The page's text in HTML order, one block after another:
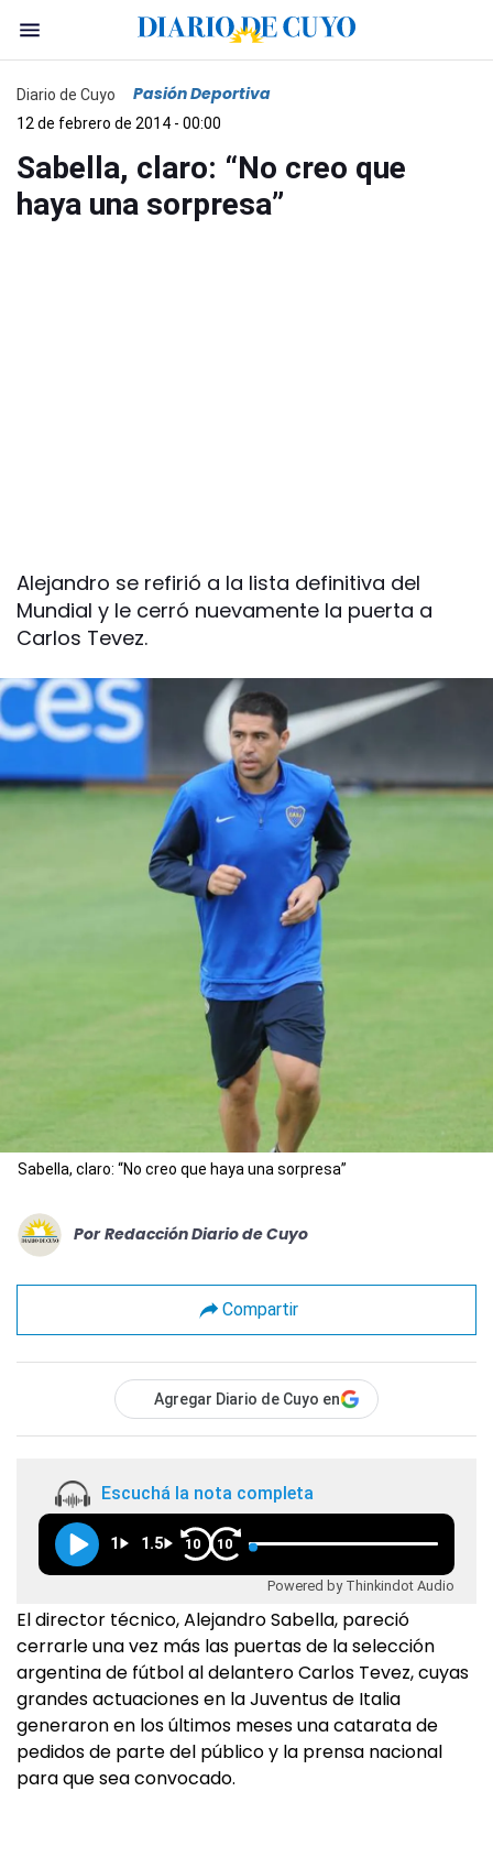
Diario de Cuyo Pasión Deportiva
12 de febrero de 2014 - 00:00
Sabella, claro: “No creo que
haya una sorpresa”
Alejandro se refirió a la lista definitiva del
Mundial y le cerró nuevamente la puerta a
Carlos Tevez.
Sabella, claro: “No creo que haya una sorpresa”
Por Redacción Diario de Cuyo
Compartir
Agregar Diario de Cuyo en
Escuchá la nota completa
1 1.5 10 10
Powered by Thinkindot Audio
El director técnico, Alejandro Sabella, pareció
cerrarle una vez más las puertas de la selección
argentina de fútbol al delantero Carlos Tevez, cuyas
grandes actuaciones en la Juventus de Italia
generaron en los últimos meses una catarata de
pedidos de parte del público y la prensa nacional
para que sea convocado.